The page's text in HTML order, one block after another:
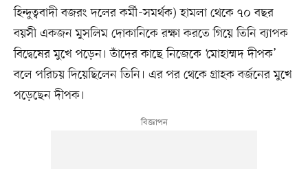
হিন্দুত্ববাদী বজরং দলের কর্মী-সমর্থক) হামলা থেকে ৭০ বছর
বয়সী একজন মুসলিম দোকানিকে রক্ষা করতে গিয়ে তিনি ব্যাপক
বিদ্বেষের মুখে পড়েন। তাঁদের কাছে নিজেকে ‘মোহাম্মদ দীপক’
বলে পরিচয় দিয়েছিলেন তিনি। এর পর থেকে গ্রাহক বর্জনের মুখে
পড়েছেন দীপক।